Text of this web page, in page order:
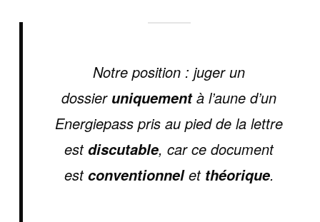
Notre position : juger un
dossier uniquementà l’aune d’un
Energiepass pris au pied de la lettre
estdiscutable, car ce document
estconventionnelet théorique.